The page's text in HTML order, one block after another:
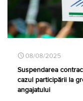
08/08/2025
Suspendarea
cazul participării la
angajatului